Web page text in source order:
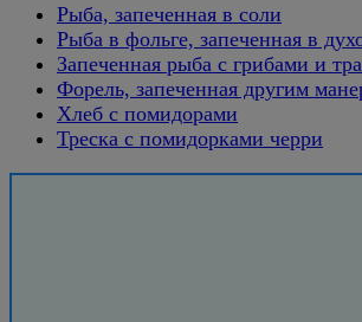
Рыба, запеченная в соли
Рыба в фольге, запеченная в
Запеченная рыба с грибами и
Форель, запеченная другим
Хлеб с помидорами
Треска с помидорками черри